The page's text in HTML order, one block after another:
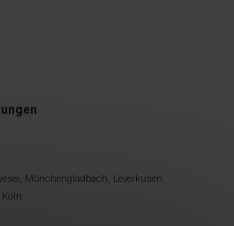
Mönchengladbach, Leverkusen,